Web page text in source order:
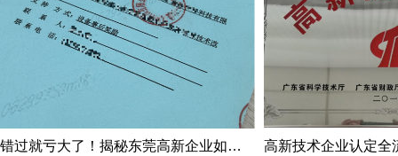
错过就亏大了！揭秘东莞高新企业如何轻松拿下省级技术改造项目300万补贴